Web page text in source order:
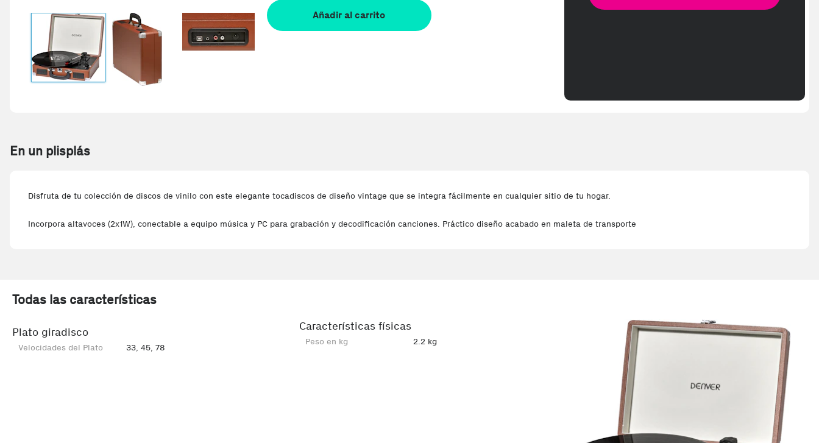
Añadir al carrito
En un plisplás
Disfruta de tu colección de discos de vinilo con este elegante tocadiscos de diseño vintage que se integra fácilmente en cualquier sitio de tu hogar.
Incorpora altavoces (2x1W), conectable a equipo música y PC para grabación y decodificación canciones. Práctico diseño acabado en maleta de transporte
Todas las características
Plato giradisco
Velocidades del Plato 33, 45, 78
Características físicas
Peso en kg 2.2 kg